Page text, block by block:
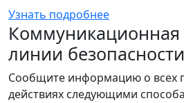
Узнать подробнее
Коммуникационная
линии безопасности
Сообщите информацию о всех
действиях следующими